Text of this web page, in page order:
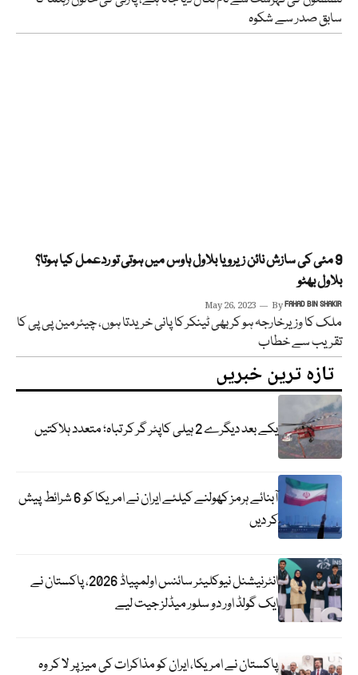
سابق صدر سے شکوہ
9 مئی کی سازش نائن زیرو یا بلاول ہاوس میں ہوتی تو ردعمل کیا ہوتا؟
بلاول بھٹو
May 26, 2023 ByFAHAD BIN SHAKIR
ملک کا وزیرخارجہ ہو کر بھی ٹینکر کا پانی خریدتا ہوں، چیئرمین پی پی کا
تقریب سے خطاب
تازہ ترین خبریں
یکے بعد دیگرے 2 ہیلی کاپٹر گر کر تباہ؛ متعدد ہلاکتیں
آبنائے ہرمز کھولنے کیلئے ایران نے امریکا کو 6 شرائط پیش
کر دیں
انٹرنیشنل نیوکلیئر سائنس اولمپیاڈ 2026، پاکستان نے
ایک گولڈ اور دو سلور میڈلز جیت لیے
پاکستان نے امریکا، ایران کو مذاکرات کی میز پر لا کر وہ